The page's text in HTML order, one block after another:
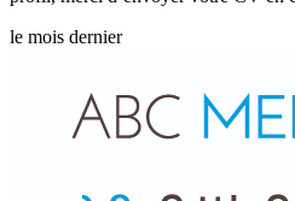
le mois dernier